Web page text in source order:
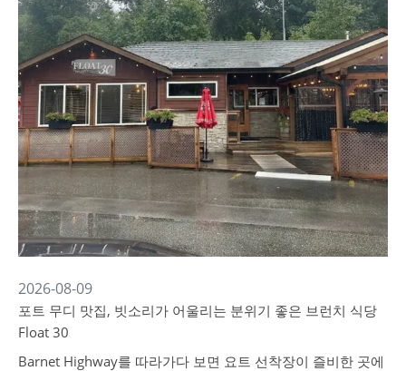
2026-08-09
포트 무디 맛집, 빗소리가 어울리는 분위기 좋은 브런치 식당
Float 30
Barnet Highway를 따라가다 보면 요트 선착장이 즐비한 곳에